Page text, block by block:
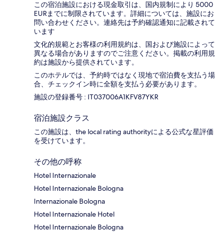
この宿泊施設における現金取引は、国内規制により 5000
EURまでに制限されています。詳細については、施設にお
問い合わせください。連絡先は予約確認通知に記載されて
います
文化的規範とお客様の利用規約は、国および施設によって
異なる場合がありますのでご注意ください。掲載の利用規
約は施設から提供されています。
このホテルでは、予約時ではなく現地で宿泊費を支払う場
合、チェックイン時に全額を支払う必要があります。
施設の登録番号 : IT037006A1KFV87YKR
宿泊施設クラス
この施設は、the local rating authorityによる公式な星評価
を受けています。
その他の呼称
Hotel Internazionale
Hotel Internazionale Bologna
Internazionale Bologna
Hotel Internazionale Hotel
Hotel Internazionale Bologna